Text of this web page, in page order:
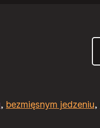
, bezmięsnym jedzeniu,